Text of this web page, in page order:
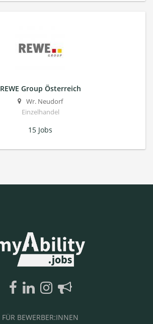
REWE Group Österreich
Wr. Neudorf
Einzelhandel
15 Jobs
FÜR BEWERBER:INNEN